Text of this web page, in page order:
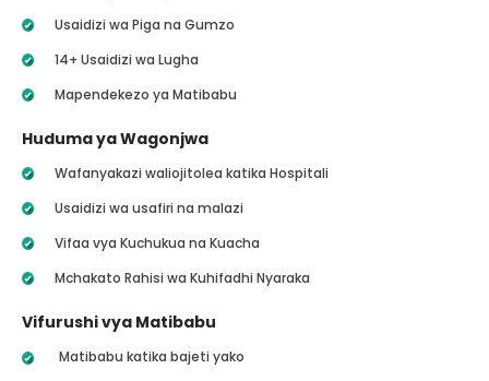
Usaidizi wa Piga na Gumzo
14+ Usaidizi wa Lugha
Mapendekezo ya Matibabu
Huduma ya Wagonjwa
Wafanyakazi waliojitolea katika Hospitali
Usaidizi wa usafiri na malazi
Vifaa vya Kuchukua na Kuacha
Mchakato Rahisi wa Kuhifadhi Nyaraka
Vifurushi vya Matibabu
Matibabu katika bajeti yako